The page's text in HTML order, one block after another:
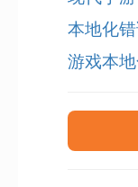
本地化
游戏本